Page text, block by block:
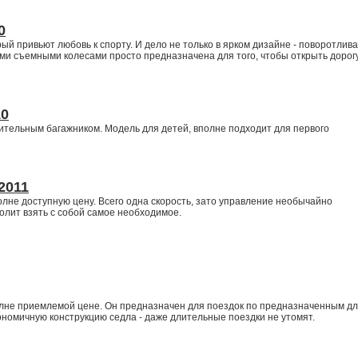
привьют любовь к спорту. И дело не только в ярком дизайне -
съемными колесами просто предназначена для того, чтобы открыть
багажником. Модель для детей, вполне подходит для первого
доступную цену. Всего одна скорость, зато управление необычайно
взять с собой самое необходимое.
приемлемой цене. Он предназначен для поездок по предназначенным
конструкцию седла - даже длительные поездки не утомят.